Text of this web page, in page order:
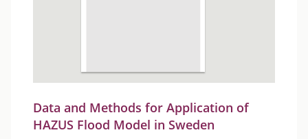
Data and Methods for Application of
HAZUS Flood Model in Sweden